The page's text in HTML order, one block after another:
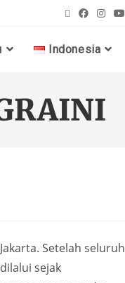
Indonesia
Setelah seluruh
sejak